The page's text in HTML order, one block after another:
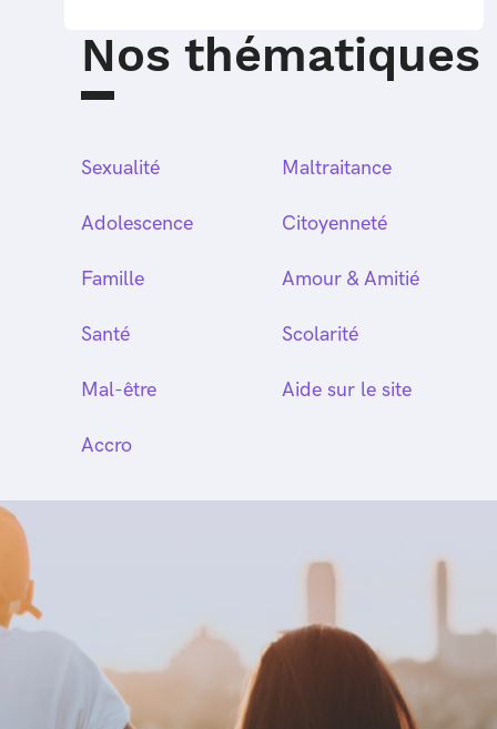
Nos thématiques
Sexualité
Adolescence
Famille
Santé
Mal-être
Accro
Maltraitance
Citoyenneté
Amour & Amitié
Scolarité
Aide sur le site